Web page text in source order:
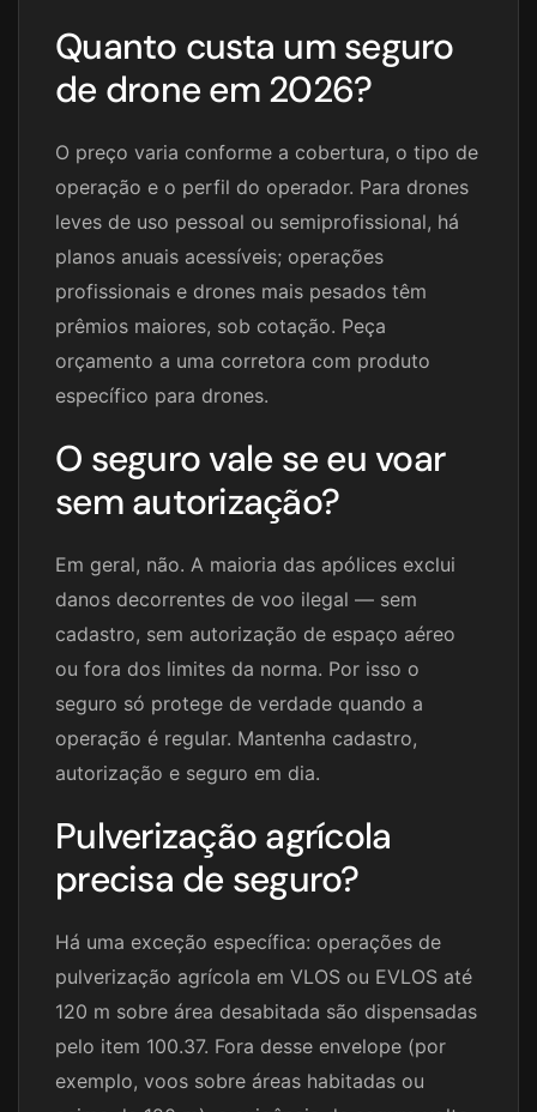
Quanto custa um seguro
de drone em 2026?
O preço varia conforme a cobertura, o tipo de
operação e o perfil do operador. Para drones
leves de uso pessoal ou semiprofissional, há
planos anuais acessíveis; operações
profissionais e drones mais pesados têm
prêmios maiores, sob cotação. Peça
orçamento a uma corretora com produto
específico para drones.
O seguro vale se eu voar
sem autorização?
Em geral, não. A maioria das apólices exclui
danos decorrentes de voo ilegal — sem
cadastro, sem autorização de espaço aéreo
ou fora dos limites da norma. Por isso o
seguro só protege de verdade quando a
operação é regular. Mantenha cadastro,
autorização e seguro em dia.
Pulverização agrícola
precisa de seguro?
Há uma exceção específica: operações de
pulverização agrícola em VLOS ou EVLOS até
120 m sobre área desabitada são dispensadas
pelo item 100.37. Fora desse envelope (por
exemplo, voos sobre áreas habitadas ou